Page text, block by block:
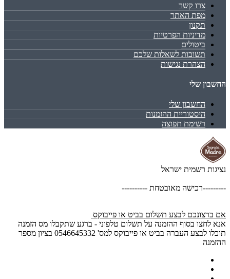
צרו קשר
מפת האתר
תקנון
מדיניות הפרטיות
ביטולים
תשובות לשאלות שלכם
הצהרת נגישות
החשבון שלי
החשבון שלי
היסטוריית ההזמנות
רשימת תפוצה
נציגות רשמית ישראל
---------רכישה מאובטחת ----------
אם ברצונכם לבצע תשלום בביט או פייבוקס
אנא לחצו בסוף ההזמנה על תשלום טלפוני - ברגע שתקבלו מס הזמנה
תוכלו לבצע העברה בביט או פייבוקס למס' 0546645332 בציון מספר
ההזמנה